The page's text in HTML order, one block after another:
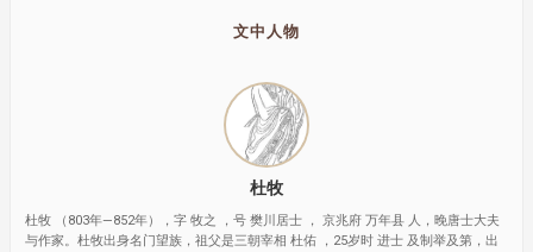
文中人物
杜牧
杜牧 （803年—852年），字 牧之 ，号 樊川居士 ， 京兆府 万年县 人，晚唐士大夫
与作家。杜牧出身名门望族，祖父是三朝宰相 杜佑 ，25岁时 进士 及制举及第，出